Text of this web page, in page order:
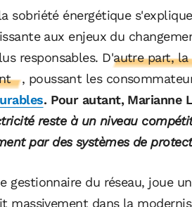
sobriété énergétique
aux enjeux du
responsables. D'autre part, la
, poussant les
. Pour autant, Marianne
reste à un niveau
par des systèmes de
gestionnaire du réseau, joue
massivement dans la